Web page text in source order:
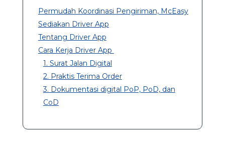
Permudah Koordinasi Pengiriman, McEasy
Sediakan Driver App
Tentang Driver App
Cara Kerja Driver App
1. Surat Jalan Digital
2. Praktis Terima Order
3. Dokumentasi digital PoP, PoD, dan
CoD